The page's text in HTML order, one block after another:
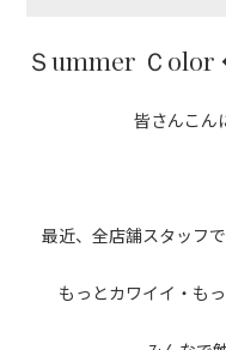
Ｓummer Ｃ
皆さんこん
最近、全店舗スタッフ
もっとカワイイ・も